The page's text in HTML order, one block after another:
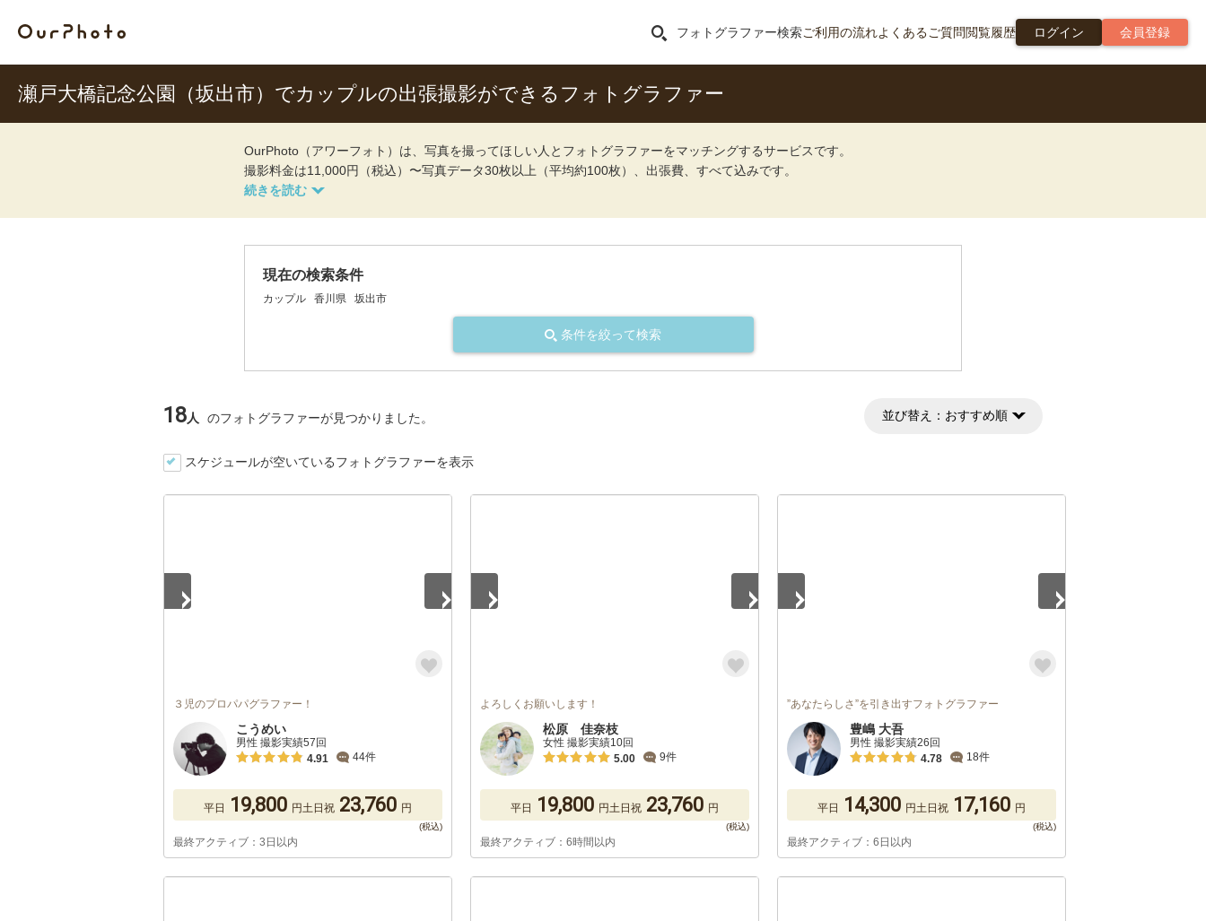
フォトグラファー検索ご利用の流れよくあるご質問閲覧履歴 ログイン 会員登録
瀬戸大橋記念公園（坂出市）でカップルの出張撮影ができるフォトグラファー
OurPhoto（アワーフォト）は、写真を撮ってほしい人とフォトグラファーをマッチングするサービスです。
撮影料金は11,000円（税込）〜写真データ30枚以上（平均約100枚）、出張費、すべて込みです。
現在の検索条件
カップル 香川県 坂出市
条件を絞って検索
18人 のフォトグラファーが見つかりました。 並び替え： おすすめ順
スケジュールが空いているフォトグラファーを表示
３児のプロパパグラファー！
こうめい
男性 撮影実績57回
4.91
44件
平日 19,800 円土日祝 23,760 円
最終アクティブ：3日以内
よろしくお願いします！
松原 佳奈枝
女性 撮影実績10回
5.00
9件
平日 19,800 円土日祝 23,760 円
最終アクティブ：6時間以内
”あなたらしさ”を引き出すフォトグラファー
豊嶋 大吾
男性 撮影実績26回
4.78
18件
平日 14,300 円土日祝 17,160 円
最終アクティブ：6日以内